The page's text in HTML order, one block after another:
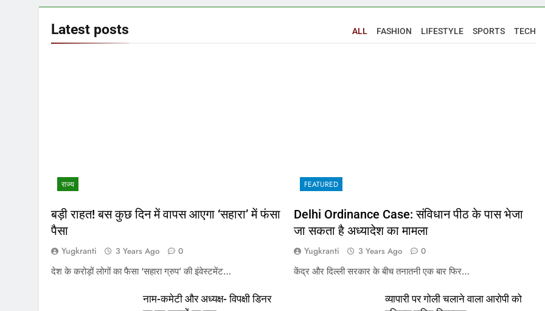
Latest posts ALL FASHION LIFESTYLE SPORTS TECH
राज्य
बड़ी राहत! बस कुछ दिन में वापस आएगा ‘सहारा’ में फंसा
पैसा
Yugkranti 3 Years Ago
0
देश के करोड़ों लोगों का फैसा ‘सहारा ग्रुप’ की इंवेस्टमेंट…
FEATURED
Delhi Ordinance Case: संविधान पीठ के पास भेजा
जा सकता है अध्यादेश का मामला
Yugkranti 3 Years Ago
0
केंद्र और दिल्ली सरकार के बीच तनातनी एक बार फिर…
नाम-कमेटी और अध्यक्ष- विपक्षी डिनर
व्यापारी पर गोली चलाने वाला आरोपी को